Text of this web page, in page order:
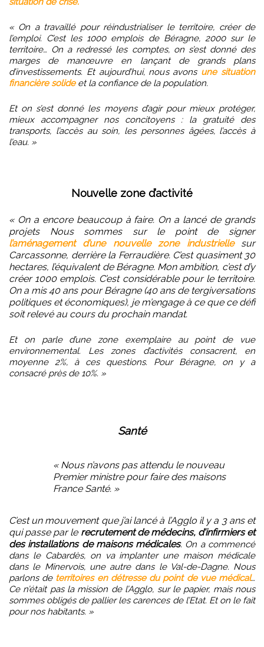
« On a travaillé pour réindustrialiser le territoire, créer de
l’emploi. C’est les 1000 emplois de Béragne, 2000 sur le
territoire… On a redressé les comptes, on s’est donné des
marges de manœuvre en lançant de grands plans
d’investissements. Et aujourd’hui, nous avons une situation
financière solide et la confiance de la population.
Et on s’est donné les moyens d’agir pour mieux protéger,
mieux accompagner nos concitoyens : la gratuité des
transports, l’accès au soin, les personnes âgées, l’accès à
l’eau. »
Nouvelle zone d’activité
« On a encore beaucoup à faire. On a lancé de grands
projets Nous sommes sur le point de signer
l’aménagement d’une nouvelle zone industriellesur
Carcassonne, derrière la Ferraudière. C’est quasiment 30
hectares, l’équivalent de Béragne. Mon ambition, c’est d’y
créer 1000 emplois. C’est considérable pour le territoire.
On a mis 40 ans pour Béragne (40 ans de tergiversations
politiques et économiques), je m’engage à ce que ce défi
soit relevé au cours du prochain mandat.
Et on parle d’une zone exemplaire au point de vue
environnemental. Les zones d’activités consacrent, en
moyenne 2%, à ces questions. Pour Béragne, on y a
consacré près de 10%. »
Santé
« Nous n’avons pas attendu le nouveau
Premier ministre pour faire des maisons
France Santé. »
C’est un mouvement que j’ai lancé à l’Agglo il y a 3 ans et
qui passe par le recrutement de médecins, d’infirmiers et
des installations de maisons médicales. On a commencé
dans le Cabardès, on va implanter une maison médicale
dans le Minervois, une autre dans le Val-de-Dagne. Nous
parlons de territoires en détresse du point de vue médical…
Ce n’était pas la mission de l’Agglo, sur le papier, mais nous
sommes obligés de pallier les carences de l’Etat. Et on le fait
pour nos habitants. »